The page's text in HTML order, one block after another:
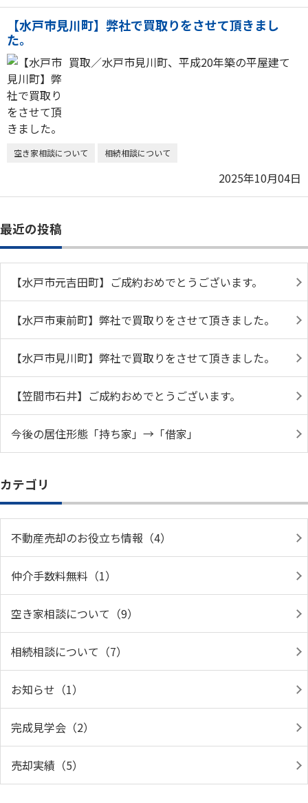
【水戸市見川町】弊社で買取りをさせて頂きまし
た。
買取／水戸市見川町、平成20年築の平屋建て
空き家相談について 相続相談について
2025年10月04日
最近の投稿
【水戸市元吉田町】ご成約おめでとうございます。
【水戸市東前町】弊社で買取りをさせて頂きました。
【水戸市見川町】弊社で買取りをさせて頂きました。
【笠間市石井】ご成約おめでとうございます。
今後の居住形態「持ち家」→「借家」
カテゴリ
不動産売却のお役立ち情報（4）
仲介手数料無料（1）
空き家相談について（9）
相続相談について（7）
お知らせ（1）
完成見学会（2）
売却実績（5）